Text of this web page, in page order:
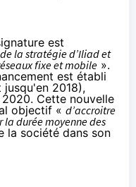
est
la stratégie d’Iliad et
fixe et mobile ».
est établi
jusqu'en 2018),
Cette nouvelle
objectif « d’accroitre
durée moyenne des
la société dans son